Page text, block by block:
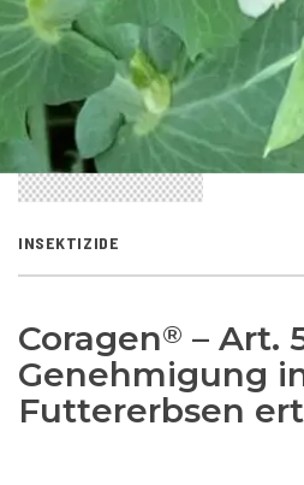
INSEKTIZIDE
Coragen® – Art.
Genehmigung
Futtererbsen